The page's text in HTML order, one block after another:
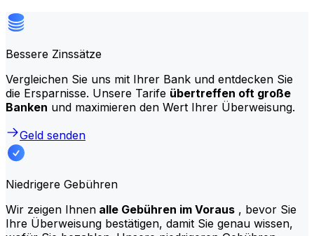
Bessere Zinssätze
Vergleichen Sie uns mit Ihrer Bank und entdecken Sie
die Ersparnisse. Unsere Tarife übertreffen oft große
Banken und maximieren den Wert Ihrer Überweisung.
Geld senden
Niedrigere Gebühren
Wir zeigen Ihnen alle Gebühren im Voraus , bevor Sie
Ihre Überweisung bestätigen, damit Sie genau wissen,